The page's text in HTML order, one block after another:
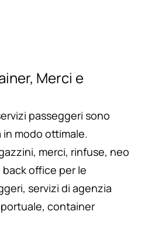
Merci e
passeggeri sono
modo ottimale.
merci, rinfuse, neo
office per le
servizi di agenzia
container